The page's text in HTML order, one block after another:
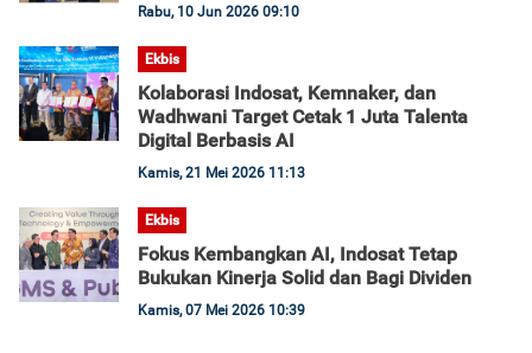
Rabu, 10 Jun 2026 09:10
Ekbis
Kolaborasi Indosat, Kemnaker, dan
Wadhwani Target Cetak 1 Juta Talenta
Digital Berbasis AI
Kamis, 21 Mei 2026 11:13
Ekbis
Fokus Kembangkan AI, Indosat Tetap
Bukukan Kinerja Solid dan Bagi Dividen
Kamis, 07 Mei 2026 10:39